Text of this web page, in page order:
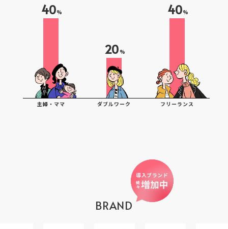
40%
主婦・ママ
20 %
ダブルワーク
40%
フリーランス
BRAND